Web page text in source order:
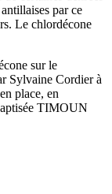
par ce
Le chlordécone
sur le
Sylvaine Cordier à
place, en
TIMOUN